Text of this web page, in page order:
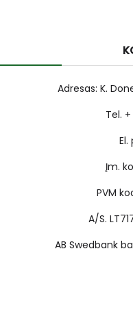
Adresas: K.
Tel.
El.
Įm.
PVM
A/S.
AB Swedbank